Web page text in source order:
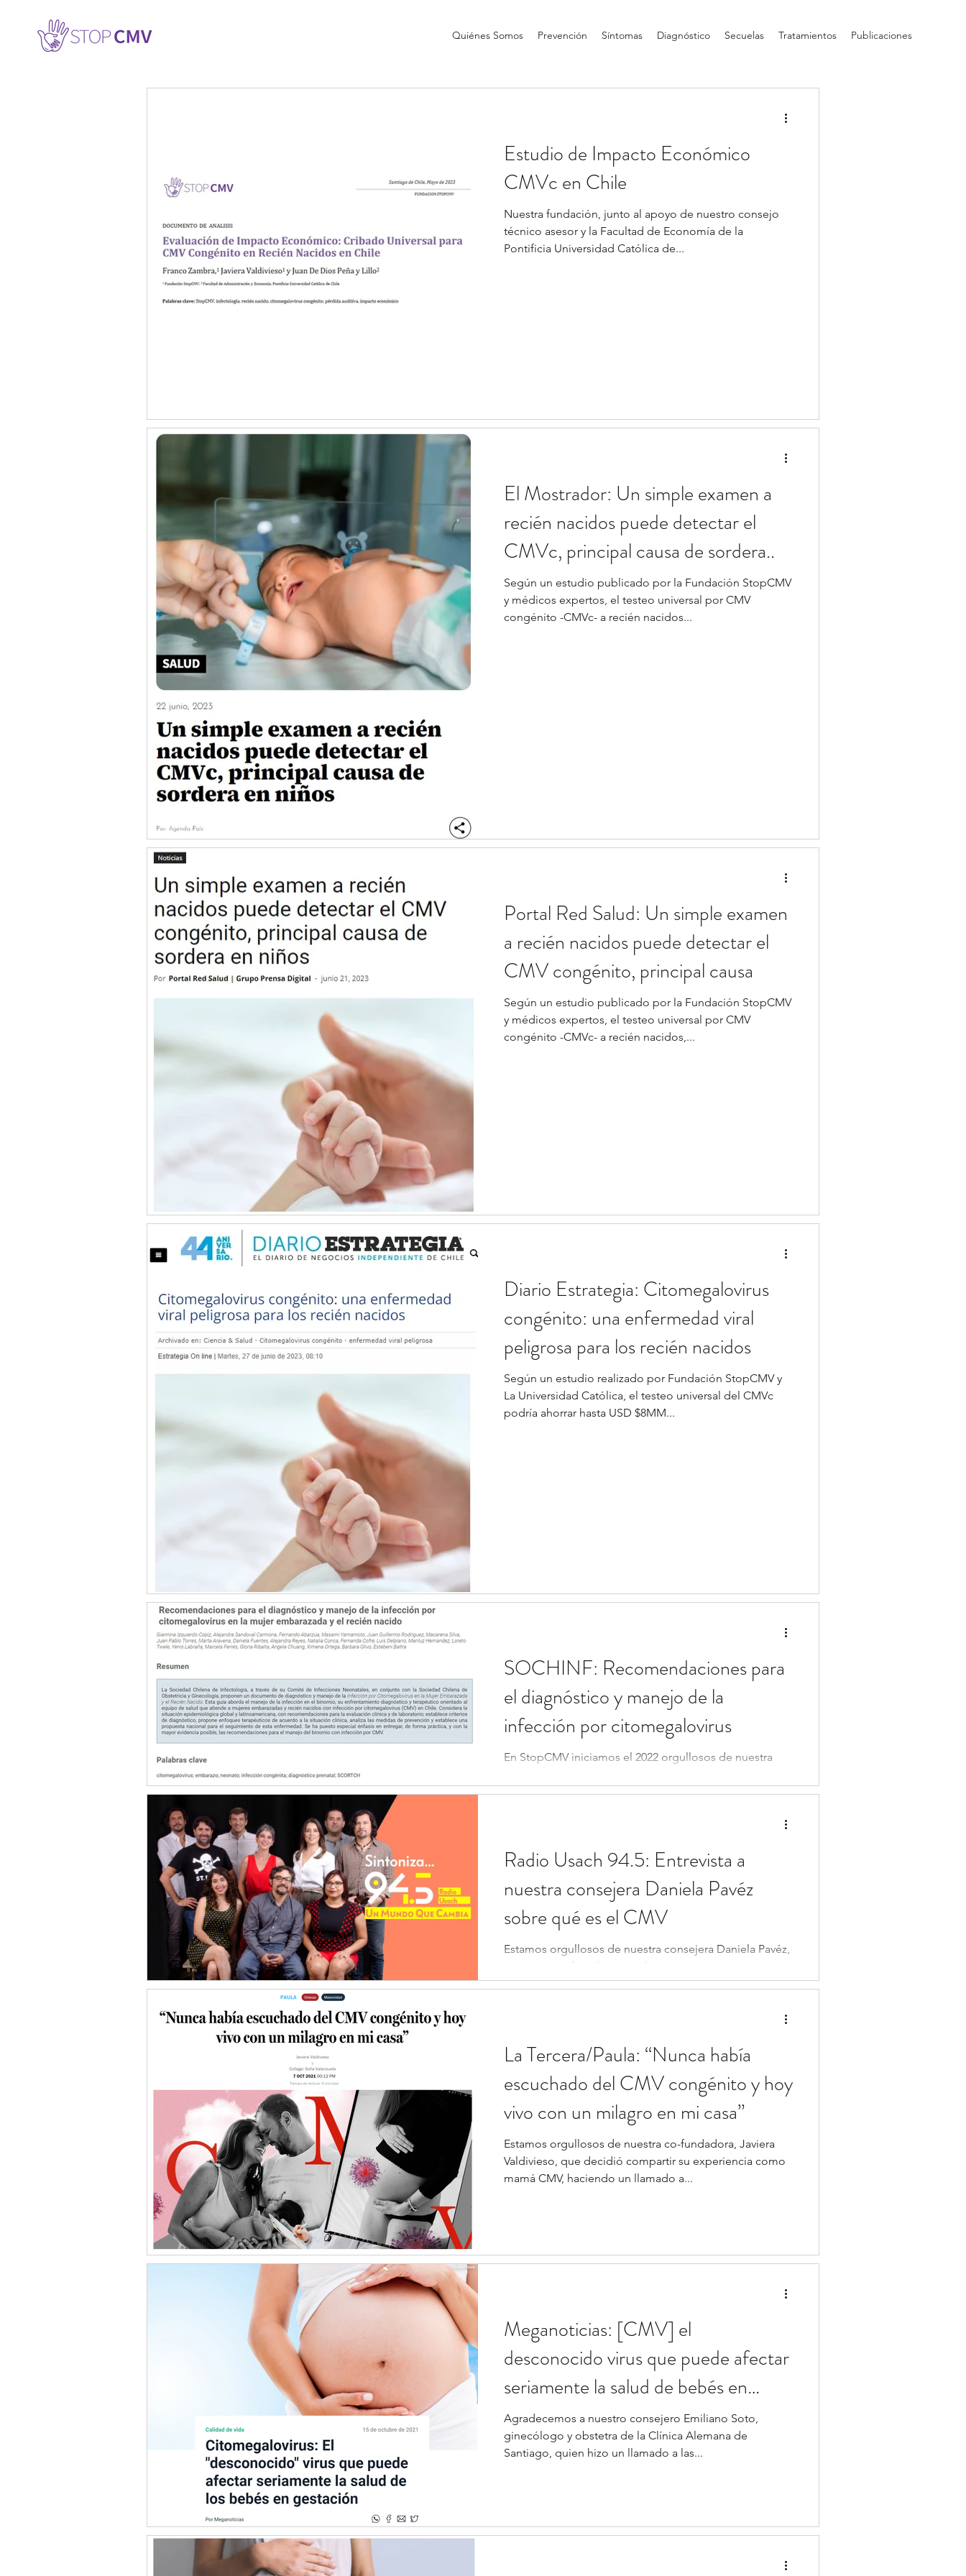
Quiénes Somos Prevención Síntomas Diagnóstico Secuelas Tratamientos Publicaciones
Estudio de Impacto Económico
CMVc en Chile
Nuestra fundación, junto al apoyo de nuestro consejo
técnico asesor y la Facultad de Economía de la
Pontificia Universidad Católica de...
El Mostrador: Un simple examen a
recién nacidos puede detectar el
CMVc, principal causa de sordera..
Según un estudio publicado por la Fundación StopCMV
y médicos expertos, el testeo universal por CMV
congénito -CMVc- a recién nacidos...
Portal Red Salud: Un simple examen
a recién nacidos puede detectar el
CMV congénito, principal causa
Según un estudio publicado por la Fundación StopCMV
y médicos expertos, el testeo universal por CMV
congénito -CMVc- a recién nacidos,...
Diario Estrategia: Citomegalovirus
congénito: una enfermedad viral
peligrosa para los recién nacidos
Según un estudio realizado por Fundación StopCMV y
La Universidad Católica, el testeo universal del CMVc
podría ahorrar hasta USD $8MM...
SOCHINF: Recomendaciones para
el diagnóstico y manejo de la
infección por citomegalovirus
En StopCMV iniciamos el 2022 orgullosos de nuestra
para la publicación del primer...
Radio Usach 94.5: Entrevista a
nuestra consejera Daniela Pavéz
sobre qué es el CMV
Estamos orgullosos de nuestra consejera Daniela Pavéz,
experta en infectología pediátrica, por su entrevista con
el programa “All You...
La Tercera/Paula: “Nunca había
escuchado del CMV congénito y hoy
vivo con un milagro en mi casa”
Estamos orgullosos de nuestra co-fundadora, Javiera
Valdivieso, que decidió compartir su experiencia como
mamá CMV, haciendo un llamado a...
Meganoticias: [CMV] el
desconocido virus que puede afectar
seriamente la salud de bebés en
gestación
Agradecemos a nuestro consejero Emiliano Soto,
ginecólogo y obstetra de la Clínica Alemana de
Santiago, quien hizo un llamado a las...